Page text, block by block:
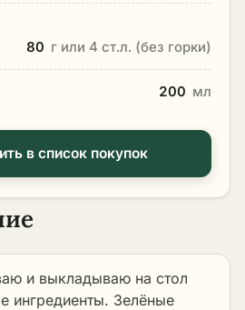
80 г или 4 ст.л. (без горки)
200 мл
в список покупок
и выкладываю на стол
ингредиенты. Зелёные